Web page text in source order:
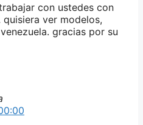
con ustedes con
quisiera ver modelos,
gracias por su